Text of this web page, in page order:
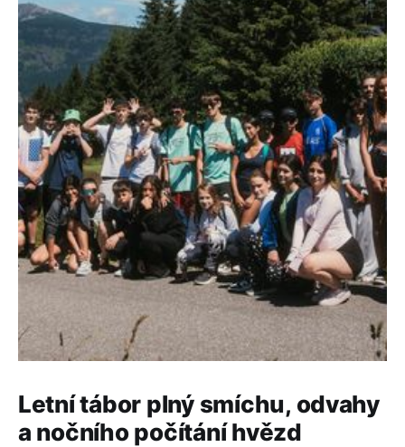
Letní tábor plný smíchu, odvahy
a nočního počítání hvězd